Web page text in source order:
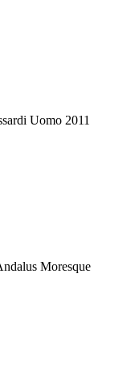
Uomo 2011
Moresque